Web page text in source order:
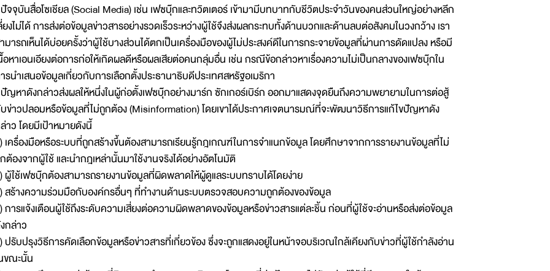
ปัจจุบันสื่อโซเชียล (Social Media) เช่น เฟซบุ๊กและทวิตเตอร์ เข้ามามีบทบาทกับชีวิตประจำวันของคนส่วนใหญ่อย่างหลีก
ยงไม่ได้ การส่งต่อข้อมูลข่าวสารอย่างรวดเร็วระหว่างผู้ใช้จึงส่งผลกระทบทั้งด้านบวกและด้านลบต่อสังคมในวงกว้าง เรา
มารถเห็นได้บ่อยครั้งว่าผู้ใช้บางส่วนได้ตกเป็นเครื่องมือของผู้ไม่ประสงค์ดีในการกระจายข้อมูลที่ผ่านการดัดแปลง หรือมี
อหาเอนเอียงต่อการก่อให้เกิดผลดีหรือผลเสียต่อคนกลุ่มอื่น เช่น กรณีข้อกล่าวหาเรื่องความไม่เป็นกลางของเฟซบุ๊กใน
รนำเสนอข้อมูลเกี่ยวกับการเลือกตั้งประธานาธิบดีประเทศสหรัฐอเมริกา
ปัญหาดังกล่าวส่งผลให้หนึ่งในผู้ก่อตั้งเฟซบุ๊กอย่างมาร์ก ซักเกอร์เบิร์ก ออกมาแสดงจุดยืนถึงความพยายามในการต่อสู้
ข่าวปลอมหรือข้อมูลที่ไม่ถูกต้อง (Misinformation) โดยเขาได้ประกาศเจตนารมณ์ที่จะพัฒนาวิธีการแก้ไขปัญหาดัง
าว โดยมีเป้าหมายดังนี้
เครื่องมือหรือระบบที่ถูกสร้างขึ้นต้องสามารถเรียนรู้กฎเกณฑ์ในการจำแนกข้อมูล โดยศึกษาจากการรายงานข้อมูลที่ไม่
ต้องจากผู้ใช้ และนำกฎเหล่านั้นมาใช้งานจริงได้อย่างอัตโนมัติ
ผู้ใช้เฟซบุ๊กต้องสามารถรายงานข้อมูลที่ผิดพลาดให้ผู้ดูแลระบบทราบได้โดยง่าย
สร้างความร่วมมือกับองค์กรอื่นๆ ที่ทำงานด้านระบบตรวจสอบความถูกต้องของข้อมูล
การแจ้งเตือนผู้ใช้ถึงระดับความเสี่ยงต่อความผิดพลาดของข้อมูลหรือข่าวสารแต่ละชิ้น ก่อนที่ผู้ใช้จะอ่านหรือส่งต่อข้อมูล
กล่าว
ปรับปรุงวิธีการคัดเลือกข้อมูลหรือข่าวสารที่เกี่ยวข้อง ซึ่งจะถูกแสดงอยู่ในหน้าจอบริเวณใกล้เคียงกับข่าวที่ผู้ใช้กำลังอ่าน
ขณะนั้น